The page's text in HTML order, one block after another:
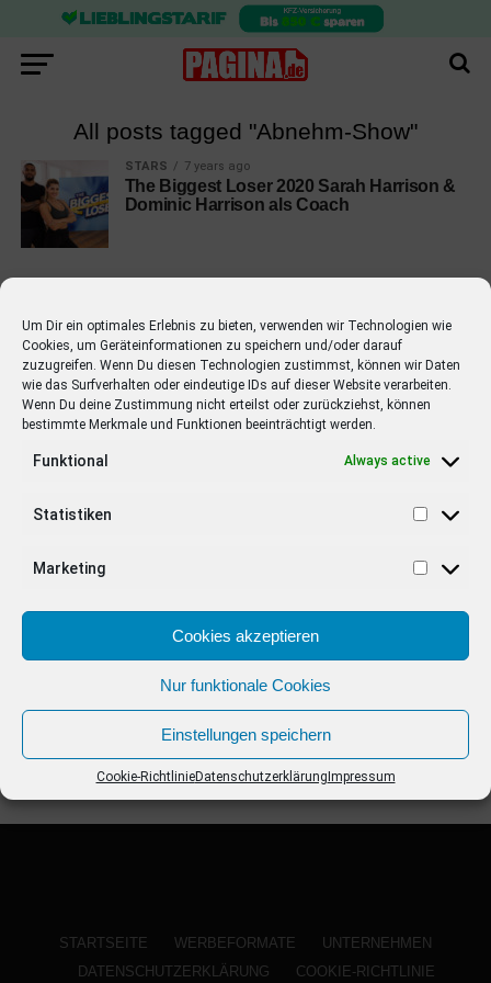
Um Dir ein optimales Erlebnis zu bieten, verwenden wir Technologien wie
Cookies, um Geräteinformationen zu speichern und/oder darauf
zuzugreifen. Wenn Du diesen Technologien zustimmst, können wir Daten
wie das Surfverhalten oder eindeutige IDs auf dieser Website verarbeiten.
Wenn Du deine Zustimmung nicht erteilst oder zurückziehst, können
bestimmte Merkmale und Funktionen beeinträchtigt werden.
Funktional Always active
Statistiken
Marketing
Cookies akzeptieren
Nur funktionale Cookies
Einstellungen speichern
Cookie-RichtlinieDatenschutzerklärung Impressum
All posts tagged "Abnehm-Show"
STARS 7 years ago
The Biggest Loser 2020 Sarah Harrison &
Dominic Harrison als Coach
EMPFOHLEN
STARS 4 years ago
Barbara Schöneberger Moderatorin
von “Verstehen Sie Spaß?”
STARTSEITE WERBEFORMATE
UNTERNEHMEN
DATENSCHUTZERKLÄRUNG
COOKIE-RICHTLINIE